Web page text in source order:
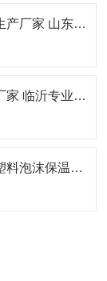
淄博聚氨酯保温管生产厂家 山东淄博聚氨酯保温管
临沂聚氨酯保温管厂家 临沂专业生产保温管
整体式聚乙烯硬质塑料泡沫保温管产品介绍